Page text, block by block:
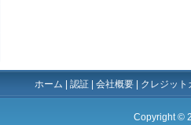
ホーム 認証 会社概要 クレジッ
Copyright ©